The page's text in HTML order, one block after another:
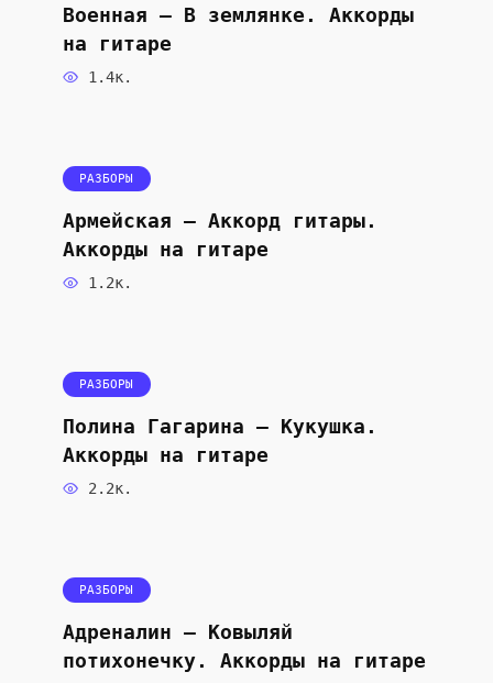
Военная — В землянке. Аккорды
на гитаре
1.4к.
РАЗБОРЫ
Армейская — Аккорд гитары.
Аккорды на гитаре
1.2к.
РАЗБОРЫ
Полина Гагарина — Кукушка.
Аккорды на гитаре
2.2к.
РАЗБОРЫ
Адреналин — Ковыляй
потихонечку. Аккорды на гитаре